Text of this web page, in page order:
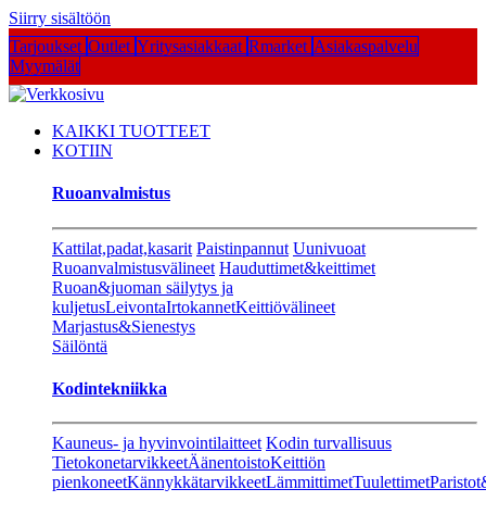
Siirry sisältöön
Tarjoukset Outlet Yritysasiakkaat Rmarket Asiakaspalvelu
Myymälät
KAIKKI TUOTTEET
KOTIIN
Ruoanvalmistus
Kattilat,padat,kasarit Paistinpannut Uunivuoat
Ruoanvalmistusvälineet Hauduttimet&keittimet
Ruoan&juoman säilytys ja
kuljetusLeivontaIrtokannetKeittiövälineet
Marjastus&Sienestys
Säilöntä
Kodintekniikka
Kauneus- ja hyvinvointilaitteet Kodin turvallisuus
TietokonetarvikkeetÄänentoistoKeittiön
pienkoneetKännykkätarvikkeetLämmittimetTuulettimet